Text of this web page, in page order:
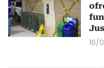
16/